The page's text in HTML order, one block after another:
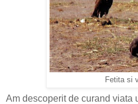
Fetita si
Am descoperit de curand viata